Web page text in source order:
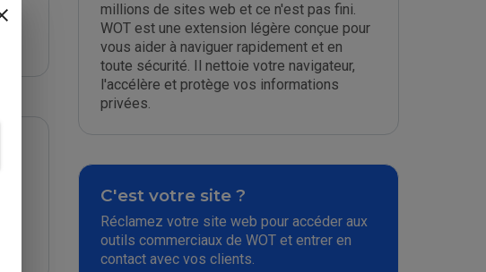
millions de sites web et ce n'est pas fini.
WOT est une extension légère conçue pour
vous aider à naviguer rapidement et en
toute sécurité. Il nettoie votre navigateur,
l'accélère et protège vos informations
privées.
C'est votre site ?
Réclamez votre site web pour accéder aux
outils commerciaux de WOT et entrer en
contact avec vos clients.